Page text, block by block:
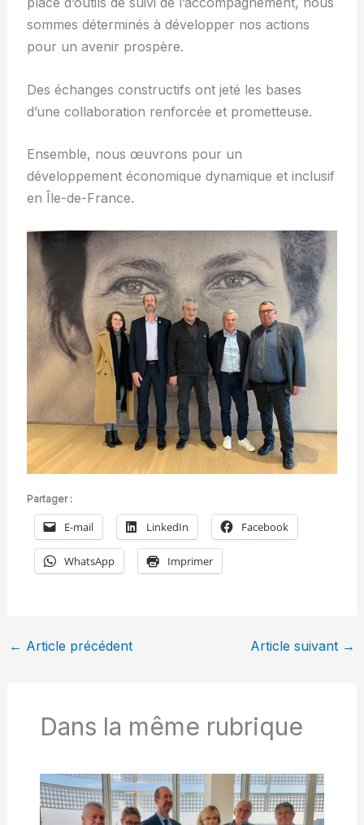
sommes déterminés à développer nos actions
pour un avenir prospère.
Des échanges constructifs ont jeté les bases
d’une collaboration renforcée et prometteuse.
Ensemble, nous œuvrons pour un
développement économique dynamique et inclusif
en Île-de-France.
Partager :
E-mail LinkedIn Facebook
WhatsApp Imprimer
← Article précédent Article suivant →
Dans la même rubrique